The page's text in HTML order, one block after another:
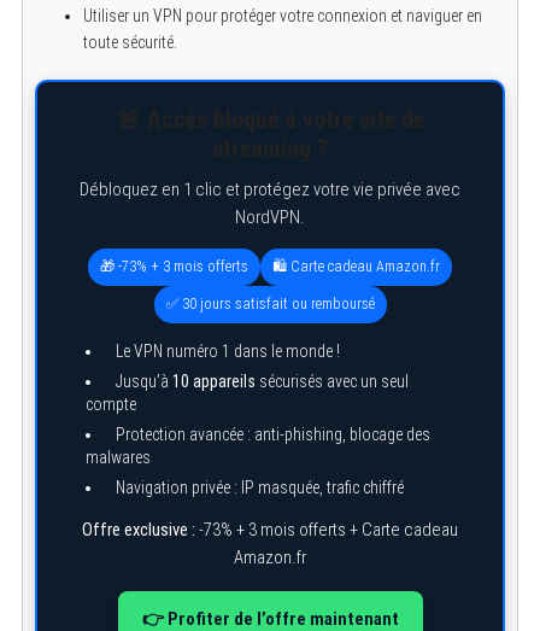
Utiliser un VPN pour protéger votre connexion et naviguer en
toute sécurité.
Débloquez en 1 clic et protégez votre vie privée avec
NordVPN.
🎁 -73% + 3 mois offerts 🛍️ Carte cadeau Amazon.fr
✅ 30 jours satisfait ou remboursé
Le VPN numéro 1 dans le monde !
Jusqu’à 10 appareils sécurisés avec un seul
compte
Protection avancée : anti-phishing, blocage des
malwares
Navigation privée : IP masquée, trafic chiffré
Offre exclusive : -73% + 3 mois offerts + Carte cadeau
Amazon.fr
👉 Profiter de l’offre maintenant